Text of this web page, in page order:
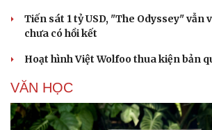
Tiến sát 1 tỷ USD, "The Odyssey" vẫn
chưa có hồi kết
Hoạt hình Việt Wolfoo thua kiện bản
VĂN HỌC